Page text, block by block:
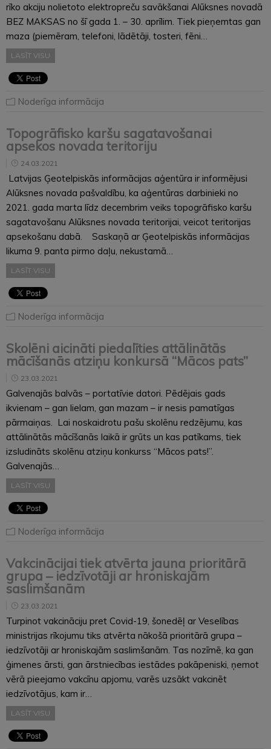
rīko akciju nolietoto elektropreču savākšanai Alūksnes novadā
BEZ MAKSAS no šī gada 1. – 30. aprīlim. Tiek pieņemtas gan
maza (piemēram, telefoni, lādētāji, tosteri, fēni…
LASĪT VISU
Noderīga informācija
Topogrāfisko karšu sagatavošanai
apsekos novada teritoriju
24.03.2021
Latvijas Ģeotelpiskās informācijas aģentūra ir informējusi
Alūksnes novada pašvaldību, ka aģentūras darbinieki no
2021. gada marta līdz decembrim veiks topogrāfisko karšu
sagatavošanu Alūksnes novada teritorijai, veicot teritorijas
apsekošanu dabā. Saskaņā ar Ģeotelpiskās informācijas
likuma 9. panta pirmo daļu, nekustamā…
LASĪT VISU
Noderīga informācija
Skolēni aicināti piedalīties attālinātās
mācīšanās atziņu konkursā “Mācos pats”
23.03.2021
Galvenajās balvās – portatīvie datori. Pēdējais gads
ikvienam – gan lielam, gan mazam – ir nesis pamatīgas
pārmaiņas. Lai noskaidrotu pašu skolēnu redzējumu, kas
attālinātās mācīšanās laikā ir grūts un kas patīkams, tiek
izsludināts skolēnu atziņu konkurss “Mācos pats!”.
Galvenajās…
LASĪT VISU
Noderīga informācija
Vakcinācijai tiek atvērta jauna prioritārā
grupa – iedzīvotāji ar hroniskajām
saslimšanām
23.03.2021
Turpinot vakcināciju pret Covid-19, šonedēļ ar Veselības
ministrijas rīkojumu tiks atvērta nākošā prioritārā grupa –
iedzīvotāji ar hroniskajām saslimšanām. Tas nozīmē, ka gan
ģimenes ārsti, gan ārstniecības iestādes pakāpeniski, ņemot
vērā pieejamo vakcīnu apjomu, varēs uzsākt vakcinēt
iedzīvotājus, kam ir…
LASĪT VISU